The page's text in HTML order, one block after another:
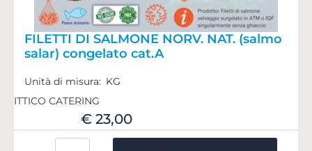
FILETTI DI SALMONE NORV. NAT. (salmo
salar) congelato cat.A
Unità di misura: KG
ITTICO CATERING
€ 23,00